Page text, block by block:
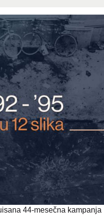
44-mesečna kampanja